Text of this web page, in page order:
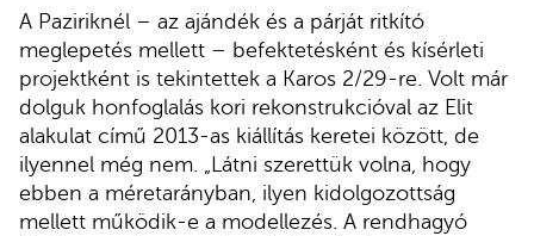
A Paziriknél – az ajándék és a párját ritkító
meglepetés mellett – befektetésként és kísérleti
projektként is tekintettek a Karos 2/29-re. Volt már
dolguk honfoglalás kori rekonstrukcióval az Elit
alakulat című 2013-as kiállítás keretei között, de
ilyennel még nem. „Látni szerettük volna, hogy
ebben a méretarányban, ilyen kidolgozottság
mellett működik-e a modellezés. A rendhagyó